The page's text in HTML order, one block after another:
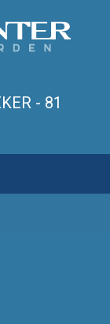
- 81